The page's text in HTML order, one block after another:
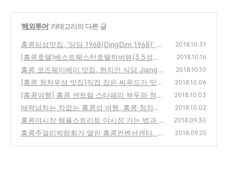
'해외투어' 카테고리의 다른 글
홍콩딤섬맛집, '딩딤 1968(DingDim 1968)' 의
딤섬
(50)
2018.10.31
[홍콩호텔]베스트웨스턴호텔하버뷰(3.5성급
호텔) 이용후기
(40)
2018.10.16
홍콩 코즈웨이베이 맛집, 현지인 식당 Jiangsu
& Zhejiang(강남미식)
(24)
2018.10.10
[홍콩 청차우섬 맛집]직접 잡은 씨푸드가 맛있
는 청차우섬의 씨왕(Sea King)식당
(38)
2018.10.06
[홍콩여행] 홍콩 센트럴 스타페리 부두와 청차
우섬 페리 이용후기
(30)
2018.10.03
매력넘치는 차없는 홍콩섬 여행, 홍콩 청차우
섬 한나절 투어
(38)
2018.10.02
홍콩야시장 템플스트리트 야시장 가는 법과 몽
콕야시장과의 차이점 알아보기
(32)
2018.09.30
홍콩주얼리박람회가 열린 홍콩컨벤션센터, 20
2018.09.25